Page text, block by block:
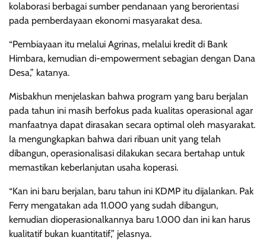
kolaborasi berbagai sumber pendanaan yang berorientasi
pada pemberdayaan ekonomi masyarakat desa.
“Pembiayaan itu melalui Agrinas, melalui kredit di Bank
Himbara, kemudian di-empowerment sebagian dengan Dana
Desa,” katanya.
Misbakhun menjelaskan bahwa program yang baru berjalan
pada tahun ini masih berfokus pada kualitas operasional agar
manfaatnya dapat dirasakan secara optimal oleh masyarakat.
Ia mengungkapkan bahwa dari ribuan unit yang telah
dibangun, operasionalisasi dilakukan secara bertahap untuk
memastikan keberlanjutan usaha koperasi.
“Kan ini baru berjalan, baru tahun ini KDMP itu dijalankan. Pak
Ferry mengatakan ada 11.000 yang sudah dibangun,
kemudian dioperasionalkannya baru 1.000 dan ini kan harus
kualitatif bukan kuantitatif,” jelasnya.